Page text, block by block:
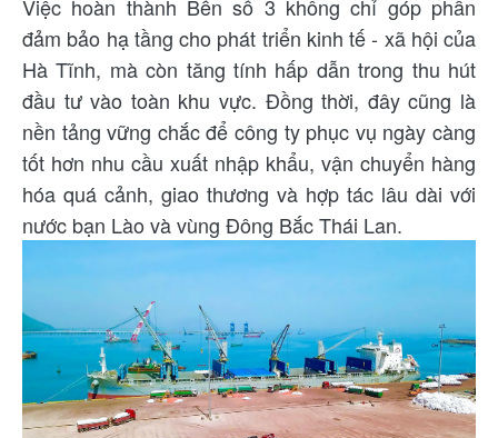
Việc hoàn thành Bến số 3 không chỉ góp phần
đảm bảo hạ tầng cho phát triển kinh tế - xã hội của
Hà Tĩnh, mà còn tăng tính hấp dẫn trong thu hút
đầu tư vào toàn khu vực. Đồng thời, đây cũng là
nền tảng vững chắc để công ty phục vụ ngày càng
tốt hơn nhu cầu xuất nhập khẩu, vận chuyển hàng
hóa quá cảnh, giao thương và hợp tác lâu dài với
nước bạn Lào và vùng Đông Bắc Thái Lan.